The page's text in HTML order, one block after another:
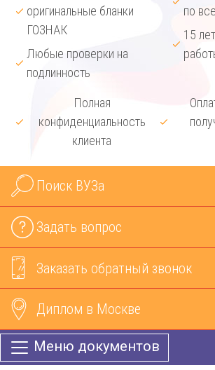
оригинальные бланки
ГОЗНАК
Любые проверки на
подлинность
по
15
Полная
конфиденциальность
клиента
Поиск ВУЗа
Задать вопрос
Заказать обратный звонок
Диплом в Москве
Меню документов